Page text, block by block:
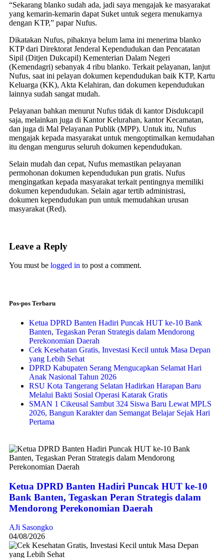
“Sekarang blanko sudah ada, jadi saya mengajak ke masyarakat
yang kemarin-kemarin dapat Suket untuk segera menukarnya
dengan KTP,” papar Nufus.
Dikatakan Nufus, pihaknya belum lama ini menerima blanko
KTP dari Direktorat Jenderal Kependudukan dan Pencatatan
Sipil (Ditjen Dukcapil) Kementerian Dalam Negeri
(Kemendagri) sebanyak 4 ribu blanko. Terkait pelayanan, lanjut
Nufus, saat ini pelayan dokumen kependudukan baik KTP, Kartu
Keluarga (KK), Akta Kelahiran, dan dokumen kependudukan
lainnya sudah sangat mudah.
Pelayanan bahkan menurut Nufus tidak di kantor Disdukcapil
saja, melainkan juga di Kantor Kelurahan, kantor Kecamatan,
dan juga di Mal Pelayanan Publik (MPP). Untuk itu, Nufus
mengajak kepada masyarakat untuk mengoptimalkan kemudahan
itu dengan mengurus seluruh dokumen kependudukan.
Selain mudah dan cepat, Nufus memastikan pelayanan
permohonan dokumen kependudukan pun gratis. Nufus
mengingatkan kepada masyarakat terkait pentingnya memiliki
dokumen kependudukan. Selain agar tertib administrasi,
dokumen kependudukan pun untuk memudahkan urusan
masyarakat (Red).
Leave a Reply
You must be logged in to post a comment.
Pos-pos Terbaru
Ketua DPRD Banten Hadiri Puncak HUT ke-10 Bank
Banten, Tegaskan Peran Strategis dalam Mendorong
Perekonomian Daerah
Cek Kesehatan Gratis, Investasi Kecil untuk Masa Depan
yang Lebih Sehat
DPRD Kabupaten Serang Mengucapkan Selamat Hari
Anak Nasional Tahun 2026
RSU Kota Tangerang Selatan Hadirkan Harapan Baru
Melalui Bakti Sosial Operasi Katarak Gratis
SMAN 1 Cikeusal Sambut 324 Siswa Baru Lewat MPLS
2026, Bangun Karakter dan Semangat Belajar Sejak Hari
Pertama
Ketua DPRD Banten Hadiri Puncak HUT ke-10
Bank Banten, Tegaskan Peran Strategis dalam
Mendorong Perekonomian Daerah
AJi Sasongko
04/08/2026